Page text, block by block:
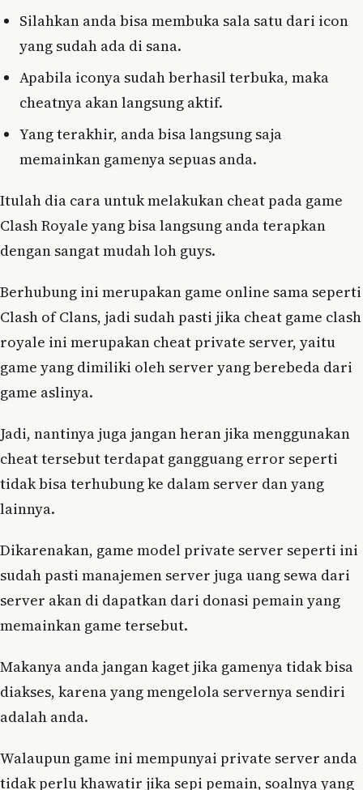
Silahkan anda bisa membuka sala satu dari icon
yang sudah ada di sana.
Apabila iconya sudah berhasil terbuka, maka
cheatnya akan langsung aktif.
Yang terakhir, anda bisa langsung saja
memainkan gamenya sepuas anda.
Itulah dia cara untuk melakukan cheat pada game
Clash Royale yang bisa langsung anda terapkan
dengan sangat mudah loh guys.
Berhubung ini merupakan game online sama seperti
Clash of Clans, jadi sudah pasti jika cheat game clash
royale ini merupakan cheat private server, yaitu
game yang dimiliki oleh server yang berebeda dari
game aslinya.
Jadi, nantinya juga jangan heran jika menggunakan
cheat tersebut terdapat gangguang error seperti
tidak bisa terhubung ke dalam server dan yang
lainnya.
Dikarenakan, game model private server seperti ini
sudah pasti manajemen server juga uang sewa dari
server akan di dapatkan dari donasi pemain yang
memainkan game tersebut.
Makanya anda jangan kaget jika gamenya tidak bisa
diakses, karena yang mengelola servernya sendiri
adalah anda.
Walaupun game ini mempunyai private server anda
tidak perlu khawatir jika sepi pemain, soalnya yang